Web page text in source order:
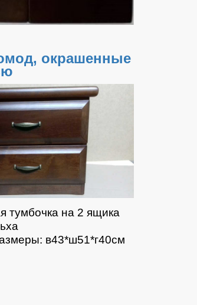
окрашенные
тумбочка на 2 ящика
в43*ш51*г40см